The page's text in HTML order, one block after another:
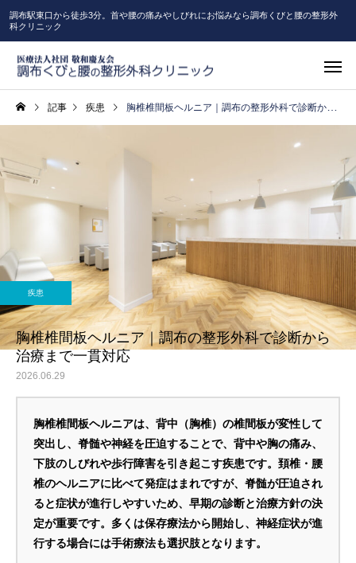
調布駅東口から徒歩3分。首や腰の痛みやしびれにお悩みなら調布くびと腰の整形外
科クリニック
記事 疾患 胸椎椎間板ヘルニア｜調布の整形外科で診断から治療まで一貫対応
疾患
胸椎椎間板ヘルニア｜調布の整形外科で診断から
治療まで一貫対応
2026.06.29
胸椎椎間板ヘルニアは、背中（胸椎）の椎間板が変性して
突出し、脊髄や神経を圧迫することで、背中や胸の痛み、
下肢のしびれや歩行障害を引き起こす疾患です。頚椎・腰
椎のヘルニアに比べて発症はまれですが、脊髄が圧迫され
ると症状が進行しやすいため、早期の診断と治療方針の決
定が重要です。多くは保存療法から開始し、神経症状が進
行する場合には手術療法も選択肢となります。